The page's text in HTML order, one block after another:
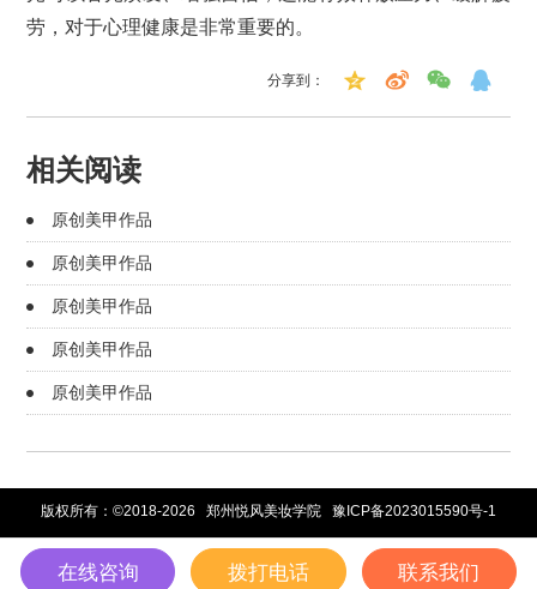
劳，对于心理健康是非常重要的。
分享到：
相关阅读
原创美甲作品
原创美甲作品
原创美甲作品
原创美甲作品
原创美甲作品
版权所有：©2018-2026 郑州悦风美妆学院 豫ICP备2023015590号-1
在线咨询 拨打电话 联系我们